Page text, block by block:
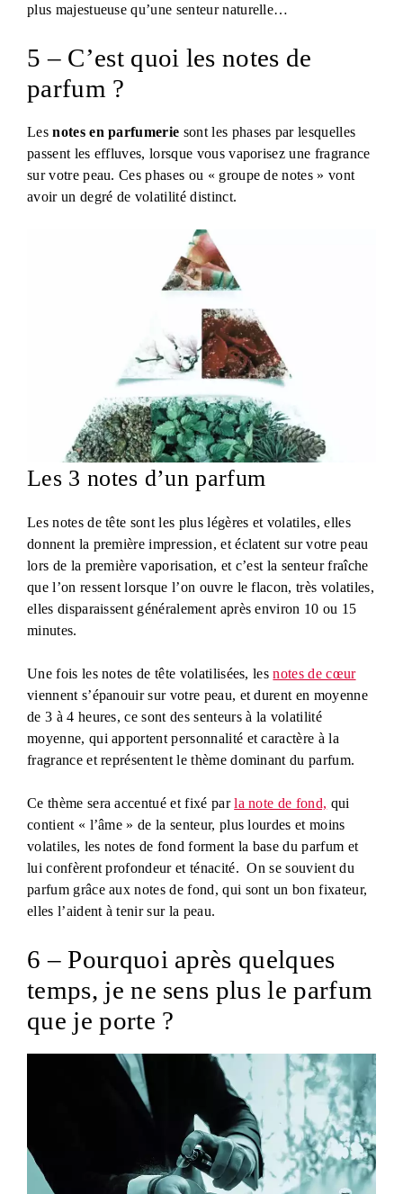
plus majestueuse qu’une senteur naturelle…
5 – C’est quoi les notes de
parfum ?
Lesnotes en parfumerie sont les phases par lesquelles
passent les effluves, lorsque vous vaporisez une fragrance
sur votre peau. Ces phases ou « groupe de notes » vont
avoir un degré de volatilité distinct.
Les 3 notes d’un parfum
Les notes de tête sont les plus légères et volatiles, elles
donnent la première impression, et éclatent sur votre peau
lors de la première vaporisation, et c’est la senteur fraîche
que l’on ressent lorsque l’on ouvre le flacon, très volatiles,
elles disparaissent généralement après environ 10 ou 15
minutes.
Une fois les notes de tête volatilisées, lesnotes de cœur
viennent s’épanouir sur votre peau, et durent en moyenne
de 3 à 4 heures, ce sont des senteurs à la volatilité
moyenne, qui apportent personnalité et caractère à la
fragrance et représentent le thème dominant du parfum.
Ce thème sera accentué et fixé parla note de fond, qui
contient « l’âme » de la senteur, plus lourdes et moins
volatiles, les notes de fond forment la base du parfum et
lui confèrent profondeur et ténacité. On se souvient du
parfum grâce aux notes de fond, qui sont un bon fixateur,
elles l’aident à tenir sur la peau.
6 – Pourquoi après quelques
temps, je ne sens plus le parfum
que je porte ?